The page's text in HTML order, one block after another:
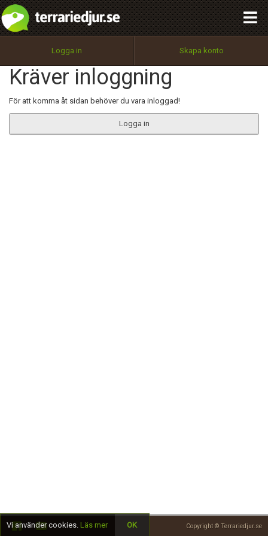
Logga in Skapa konto
Kräver inloggning
För att komma åt sidan behöver du vara inloggad!
Logga in
Copyright © Terrariedjur.se
Utför
100%
OK
integritetspolicy
Namn:
Epost:
Begär nytt lösenord
Tillbaka till förstasidan
Vi använder cookies. Läs mer OK